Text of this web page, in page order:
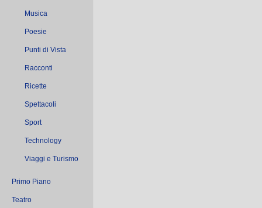
Musica
Poesie
Punti di Vista
Racconti
Ricette
Spettacoli
Sport
Technology
Viaggi e Turismo
Primo Piano
Teatro